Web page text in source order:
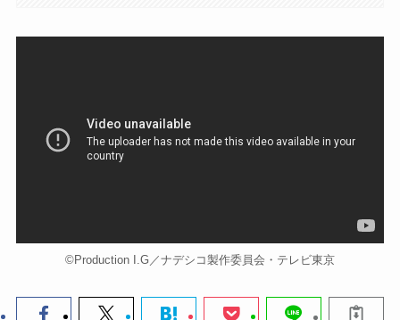
©Production I.G／ナデシコ製作委員会・テレビ東京